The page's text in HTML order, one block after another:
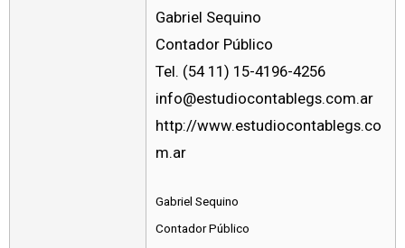
Gabriel Sequino
Contador Público
Tel. (54 11) 15-4196-4256
info@estudiocontablegs.com.ar
http://www.estudiocontablegs.co
m.ar
Gabriel Sequino
Contador Público